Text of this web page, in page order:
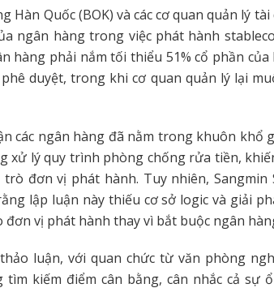
Hàn Quốc (BOK) và các cơ quan quản lý
ngân hàng trong việc phát hành
hàng phải nắm tối thiểu 51% cổ phần
duyệt, trong khi cơ quan quản lý lại
các ngân hàng đã nằm trong khuôn khổ
xử lý quy trình phòng chống rửa tiền,
đơn vị phát hành. Tuy nhiên, Sangmin
lập luận này thiếu cơ sở logic và giải
đơn vị phát hành thay vì bắt buộc ngân
luận, với quan chức từ văn phòng
tìm kiếm điểm cân bằng, cân nhắc cả sự